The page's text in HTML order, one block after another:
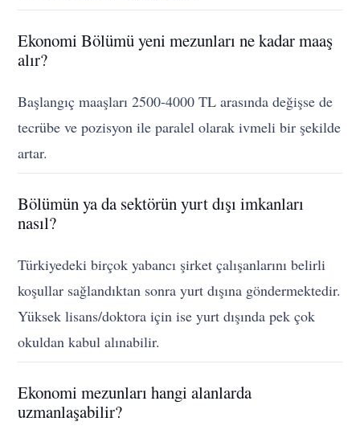
Ekonomi Bölümü yeni mezunları ne kadar maaş
alır?
Başlangıç maaşları 2500-4000 TL arasında değişse de
tecrübe ve pozisyon ile paralel olarak ivmeli bir şekilde
artar.
Bölümün ya da sektörün yurt dışı imkanları
nasıl?
Türkiyedeki birçok yabancı şirket çalışanlarını belirli
koşullar sağlandıktan sonra yurt dışına göndermektedir.
Yüksek lisans/doktora için ise yurt dışında pek çok
okuldan kabul alınabilir.
Ekonomi mezunları hangi alanlarda
uzmanlaşabilir?